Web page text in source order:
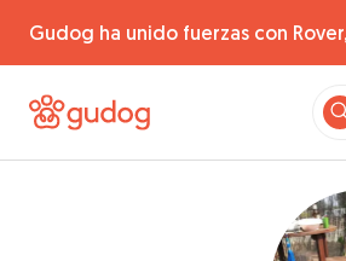
Gudog ha unido fuerzas con Rover,